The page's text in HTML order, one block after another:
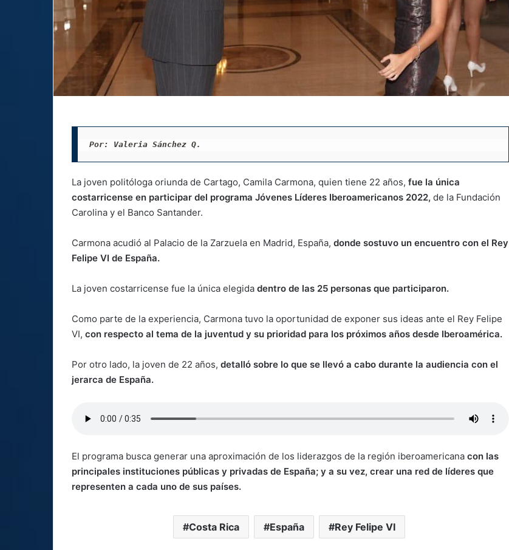
Por: Valeria Sánchez Q.
La joven politóloga oriunda de Cartago, Camila Carmona, quien tiene 22 años, fue la única
costarricense en participar del programa Jóvenes Líderes Iberoamericanos 2022, de la Fundación
Carolina y el Banco Santander.
Carmona acudió al Palacio de la Zarzuela en Madrid, España, donde sostuvo un encuentro con el Rey
Felipe VI de España.
La joven costarricense fue la única elegida dentro de las 25 personas que participaron.
Como parte de la experiencia, Carmona tuvo la oportunidad de exponer sus ideas ante el Rey Felipe
VI, con respecto al tema de la juventud y su prioridad para los próximos años desde Iberoamérica.
Por otro lado, la joven de 22 años, detalló sobre lo que se llevó a cabo durante la audiencia con el
jerarca de España.
El programa busca generar una aproximación de los liderazgos de la región iberoamericana con las
principales instituciones públicas y privadas de España; y a su vez, crear una red de líderes que
representen a cada uno de sus países.
Costa Rica España Rey Felipe VI